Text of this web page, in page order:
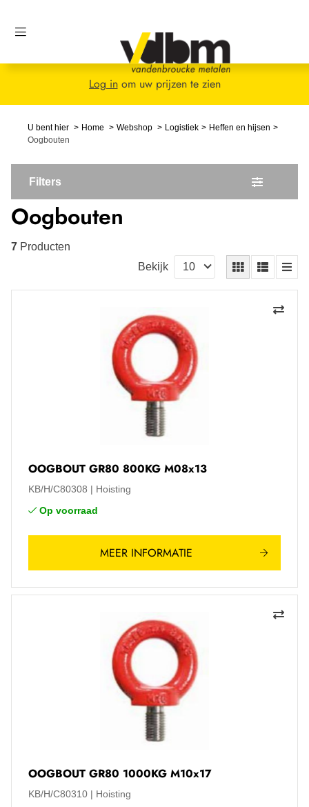
Log inom uw prijzen te zien
U bent hier Home Webshop Logistiek
Heffen en hijsen
Oogbouten
Filters
Oogbouten
7 Producten
Bekijk
OOGBOUT GR80 800KG M08x13
KB/H/C80308
Hoisting
Op voorraad
MEER INFORMATIE
OOGBOUT GR80 1000KG M10x17
KB/H/C80310
Hoisting